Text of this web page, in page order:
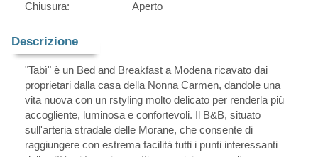
Chiusura:
Aperto
Descrizione
"Tabì" è un Bed and Breakfast a Modena ricavato dai
proprietari dalla casa della Nonna Carmen, dandole una
vita nuova con un rstyling molto delicato per renderla più
accogliente, luminosa e confortevoli. Il B&B, situato
sull'arteria stradale delle Morane, che consente di
raggiungere con estrema facilità tutti i punti interessanti